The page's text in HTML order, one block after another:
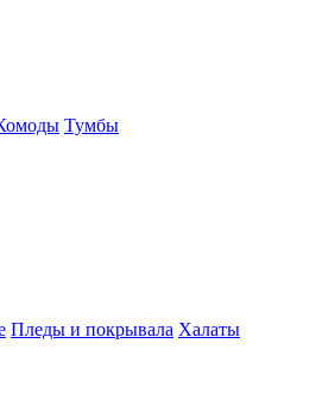
Тумбы
Пледы и покрывала Халаты